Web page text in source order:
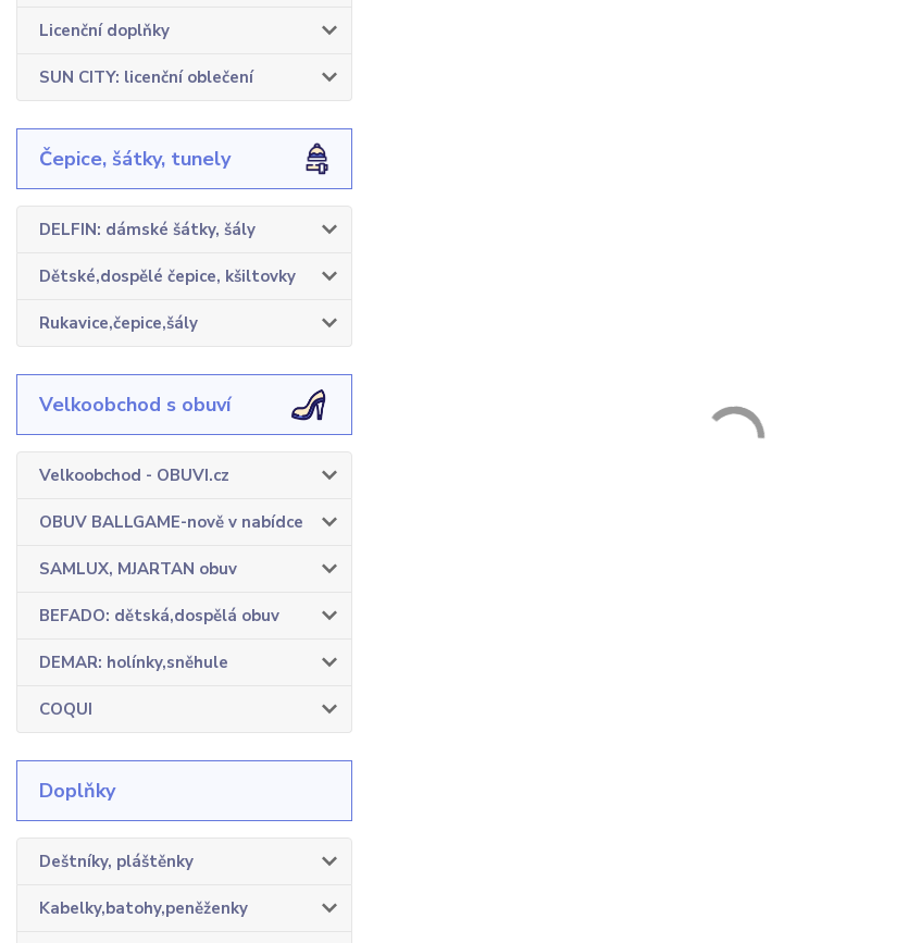
Licenční doplňky
SUN CITY: licenční oblečení
Čepice, šátky, tunely
DELFIN: dámské šátky, šály
Dětské,dospělé čepice, kšiltovky
Rukavice,čepice,šály
Velkoobchod s obuví
Velkoobchod - OBUVI.cz
OBUV BALLGAME-nově v nabídce
SAMLUX, MJARTAN obuv
BEFADO: dětská,dospělá obuv
DEMAR: holínky,sněhule
COQUI
Doplňky
Deštníky, pláštěnky
Kabelky,batohy,peněženky